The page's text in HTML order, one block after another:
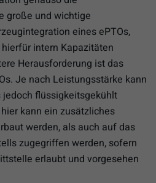
große und wichtige
eines ePTOs,
intern Kapazitäten
Herausforderung ist das
Je nach Leistungsstärke kann
flüssigkeitsgekühlt
kann ein zusätzliches
werden, als auch auf das
zugegriffen werden, sofern
erlaubt und vorgesehen